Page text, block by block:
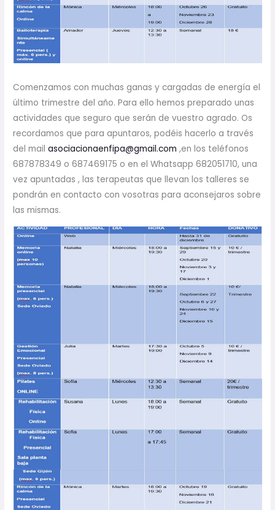
Comenzamos con muchas ganas y cargadas de energía el
último trimestre del año. Para ello hemos preparado unas
actividades que seguro que serán de vuestro agrado. Os
recordamos que para apuntaros, podéis hacerlo a través
del mailasociacionaenfipa@gmail.com ,en los teléfonos
687878349 o 687469175 o en el Whatsapp 682051710, una
vez apuntadas , las terapeutas que llevan los talleres se
pondrán en contacto con vosotras para aconsejaros sobre
las mismas.